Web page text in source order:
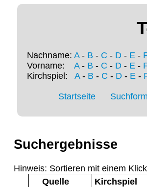
Nachname: A- B - C - D - E -
Vorname: A- B - C - D - E -
Kirchspiel: A- B - C - D- E-
Startseite
Suchergebnisse
Hinweis: Sortieren mit einem
Quelle
Kirchspiel